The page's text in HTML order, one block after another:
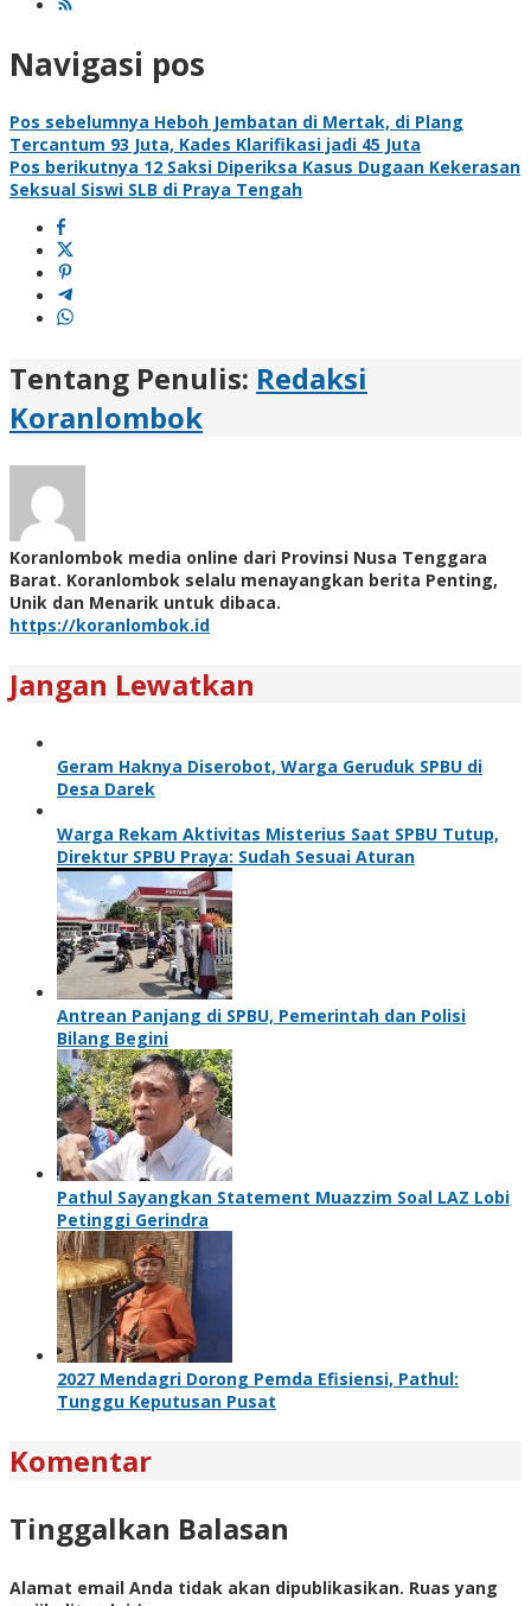
Navigasi pos
Pos sebelumnya Heboh Jembatan di Mertak, di Plang
Tercantum 93 Juta, Kades Klarifikasi jadi 45 Juta
Pos berikutnya 12 Saksi Diperiksa Kasus Dugaan Kekerasan
Seksual Siswi SLB di Praya Tengah
Tentang Penulis: Redaksi
Koranlombok
Koranlombok media online dari Provinsi Nusa Tenggara
Barat. Koranlombok selalu menayangkan berita Penting,
Unik dan Menarik untuk dibaca.
https://koranlombok.id
Jangan Lewatkan
Geram Haknya Diserobot, Warga Geruduk SPBU di
Desa Darek
Warga Rekam Aktivitas Misterius Saat SPBU Tutup,
Direktur SPBU Praya: Sudah Sesuai Aturan
Antrean Panjang di SPBU, Pemerintah dan Polisi
Bilang Begini
Pathul Sayangkan Statement Muazzim Soal LAZ Lobi
Petinggi Gerindra
2027 Mendagri Dorong Pemda Efisiensi, Pathul:
Tunggu Keputusan Pusat
Komentar
Tinggalkan Balasan
Alamat email Anda tidak akan dipublikasikan. Ruas yang